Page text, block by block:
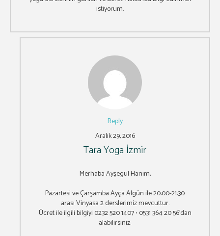
istiyorum.
Reply
Aralık 29, 2016
Tara Yoga İzmir
Merhaba Ayşegül Hanım,
Pazartesi ve Çarşamba Ayça Algün ile 20:00-21:30
arası Vinyasa 2 derslerimiz mevcuttur.
Ücret ile ilgili bilgiyi 0232 520 1407 • 0531 364 20 56’dan
alabilirsiniz.